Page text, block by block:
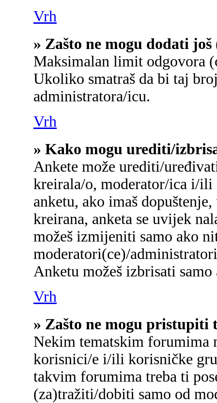
Vrh
» Zašto ne mogu dodati
Maksimalan limit odgovora
Ukoliko smatraš da bi taj
administratora/icu.
Vrh
» Kako mogu urediti/
Ankete može urediti/
kreirala/o, moderator/ica i/
anketu, ako imaš
kreirana, anketa se uvijek
možeš izmijeniti samo ako
moderatori(ce)/
Anketu možeš izbrisati
Vrh
» Zašto ne mogu pristupiti
Nekim tematskim forumima
korisnici/e i/ili korisničke
takvim forumima treba ti
(za)tražiti/dobiti samo od